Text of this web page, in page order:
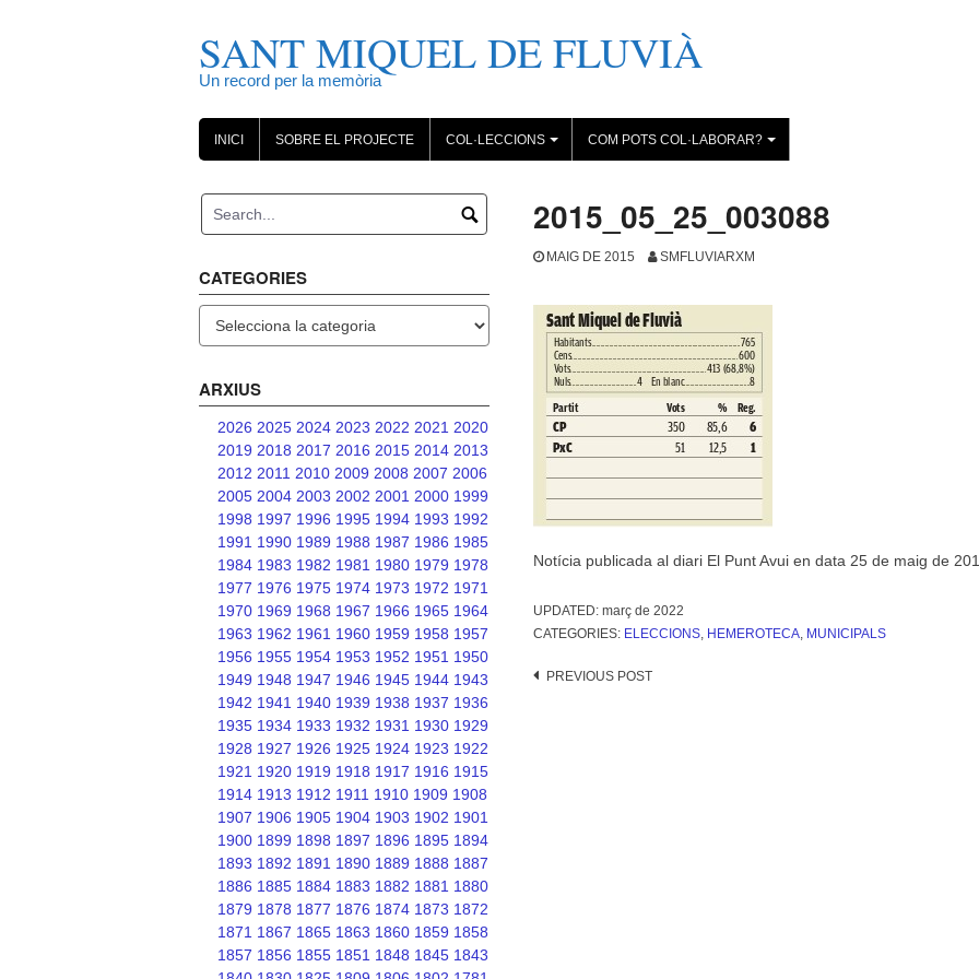
SANT MIQUEL DE FLUVIÀ
Un record per la memòria
INICI SOBRE EL PROJECTE
+
COL·LECCIONS
+
COM POTS COL·LABORAR?
2015_05_25_003088
MAIG DE 2015 SMFLUVIARXM
Notícia publicada al diari El Punt Avui en data 25 de maig de
UPDATED: març de 2022
CATEGORIES: ELECCIONS, HEMEROTECA, MUNICIPALS
Post
PREVIOUS POST
CATEGORIES
ARXIUS
2026 2025 2024 2023 2022 2021 2020
2019 2018 2017 2016 2015 2014 2013
2012 2011 2010 2009 2008 2007 2006
2005 2004 2003 2002 2001 2000 1999
1998 1997 1996 1995 1994 1993 1992
1991 1990 1989 1988 1987 1986 1985
1984 1983 1982 1981 1980 1979 1978
1977 1976 1975 1974 1973 1972 1971
1970 1969 1968 1967 1966 1965 1964
1963 1962 1961 1960 1959 1958 1957
1956 1955 1954 1953 1952 1951 1950
1949 1948 1947 1946 1945 1944 1943
1942 1941 1940 1939 1938 1937 1936
1935 1934 1933 1932 1931 1930 1929
1928 1927 1926 1925 1924 1923 1922
1921 1920 1919 1918 1917 1916 1915
1914 1913 1912 1911 1910 1909 1908
1907 1906 1905 1904 1903 1902 1901
1900 1899 1898 1897 1896 1895 1894
1893 1892 1891 1890 1889 1888 1887
1886 1885 1884 1883 1882 1881 1880
1879 1878 1877 1876 1874 1873 1872
1871 1867 1865 1863 1860 1859 1858
1857 1856 1855 1851 1848 1845 1843